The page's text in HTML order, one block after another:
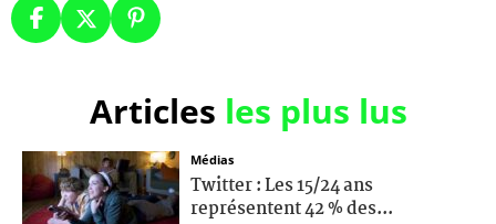
Articles les plus lus
Médias
Twitter : Les 15/24 ans
représentent 42 % des...